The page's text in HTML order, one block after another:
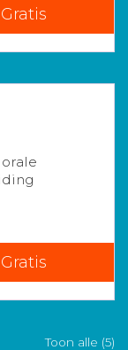
Gratis
Gratis
Toon alle (5)